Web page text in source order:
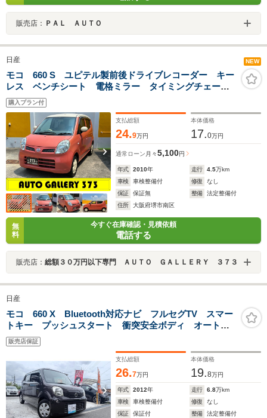
販売店： ＰＡＬ ＡＵＴＯ
日産 NEW
モコ 660 S ユピテル製前後ドライブレコーダー キー
レス ベンチシート 電格ミラー タイミングチェー
ン Wエアバッグ ABS 盗難防止装置付
購入プラン付
支払総額
24.9万円
本体価格
17.0万円
通常ローン 月々5,100円
年式 2010年 走行 4.5万km
車検
車検整備付 修復
なし
保証
保証無 整備
法定整備付
住所
大阪府堺市南区
無
料
今すぐ在庫確認・見積依頼
電話する
販売店： 総額３０万円以下専門 ＡＵＴＯ ＧＡＬＬＥＲＹ ３７３
日産
モコ 660 X Bluetooth対応ナビ フルセグTV スマー
トキー プッシュスタート 衝突安全ボディ オートエ
アコン 走行68212キロ DVD再生 ETC 走行無制限保
証付き フルフラットシート 最短即日
販売店保証
支払総額
26.7万円
本体価格
19.8万円
年式 2012年 走行 6.8万km
車検
車検整備付 修復
なし
保証
保証付 整備
法定整備付